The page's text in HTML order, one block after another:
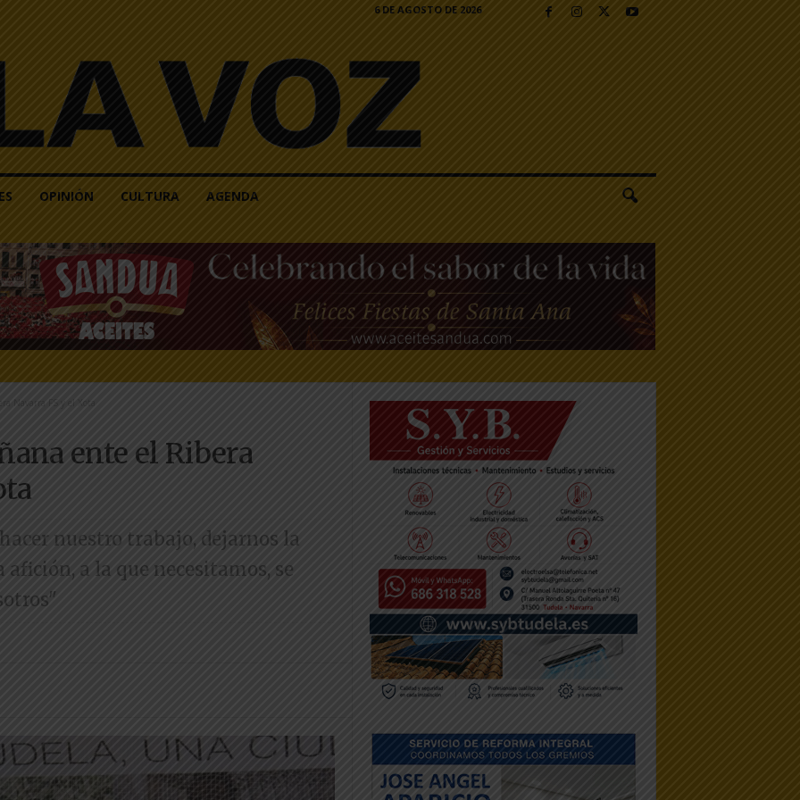
6 DE AGOSTO DE 2026
OPINIÓN CULTURA AGENDA
Navarra FS y el Xota
ente el Ribera
nuestro trabajo, dejarnos la
a la que necesitamos, se